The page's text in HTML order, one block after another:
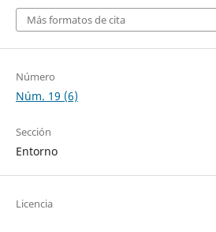
Más formatos de cita
Número
Núm. 19 (6)
Sección
Entorno
Licencia